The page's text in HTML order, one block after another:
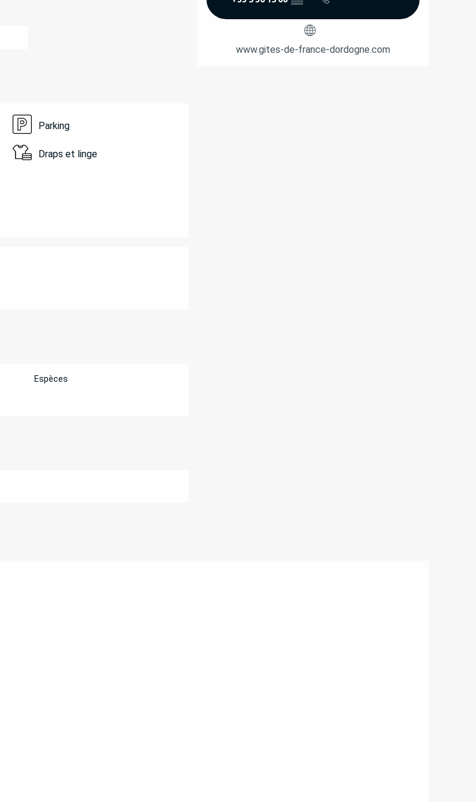
www.gites-de-france-dordogne.com
Parking
Draps et linge
Espèces